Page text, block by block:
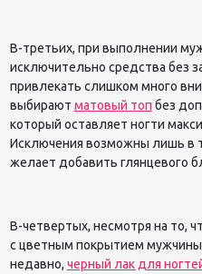
В-третьих, при выполнении
исключительно средства без
привлекать слишком много
выбирают матовый топ без
который оставляет ногти
Исключения возможны лишь в
желает добавить глянцевого
В-четвертых, несмотря на то,
с цветным покрытием мужчины
недавно, черный лак для